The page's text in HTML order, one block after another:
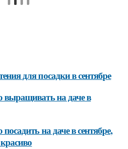
для посадки в сентябре
выращивать на даче в
на даче в сентябре,